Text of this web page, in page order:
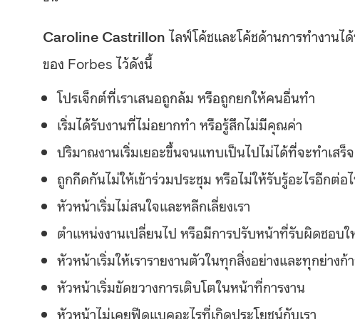
Caroline Castrillonไลฟ์โค้ชและโค้ชด้านการทำงาน
ของ Forbes ไว้ดังนี้
โปรเจ็กต์ที่เราเสนอถูกล้ม หรือถูกยกให้คนอื่นทำ
เริ่มได้รับงานที่ไม่อยากทำ หรือรู้สึกไม่มีคุณค่า
ปริมาณงานเริ่มเยอะขึ้นจนแทบเป็นไปไม่ได้ที่จะทำเสร็จ
ถูกกีดกันไม่ให้เข้าร่วมประชุม หรือไม่ให้รับรู้อะไรอีกต่อ
หัวหน้าเริ่มไม่สนใจและหลีกเลี่ยงเรา
ตำแหน่งงานเปลี่ยนไป หรือมีการปรับหน้าที่รับผิดชอบใ
หัวหน้าเริ่มให้เรารายงานตัวในทุกสิ่งอย่างและทุกย่างก้
หัวหน้าเริ่มขัดขวางการเติบโตในหน้าที่การงาน
หัวหน้าไม่เคยฟีดแบคอะไรที่เกิดประโยชน์กับเรา